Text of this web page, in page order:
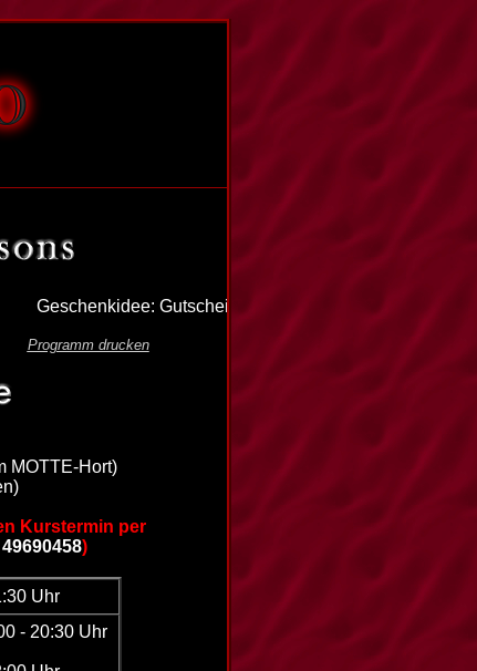
Geschenkidee: Gutschein für einen unserer
Programm drucken
MOTTE-Hort)
Kurstermin per
)
Uhr
- 20:30 Uhr